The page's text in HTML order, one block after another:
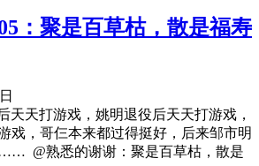
：聚是百草枯，散是福寿
天天打游戏，姚明退役后天天打游戏，
戏，哥仨本来都过得挺好，后来邹市明
@熟悉的谢谢：聚是百草枯，散是